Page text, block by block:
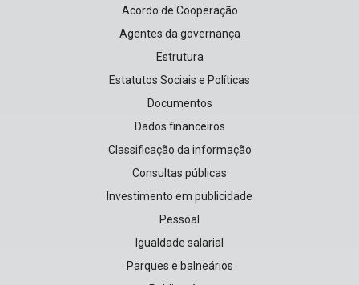
Acordo de Cooperação
Agentes da governança
Estrutura
Estatutos Sociais e Políticas
Documentos
Dados financeiros
Classificação da informação
Consultas públicas
Investimento em publicidade
Pessoal
Igualdade salarial
Parques e balneários